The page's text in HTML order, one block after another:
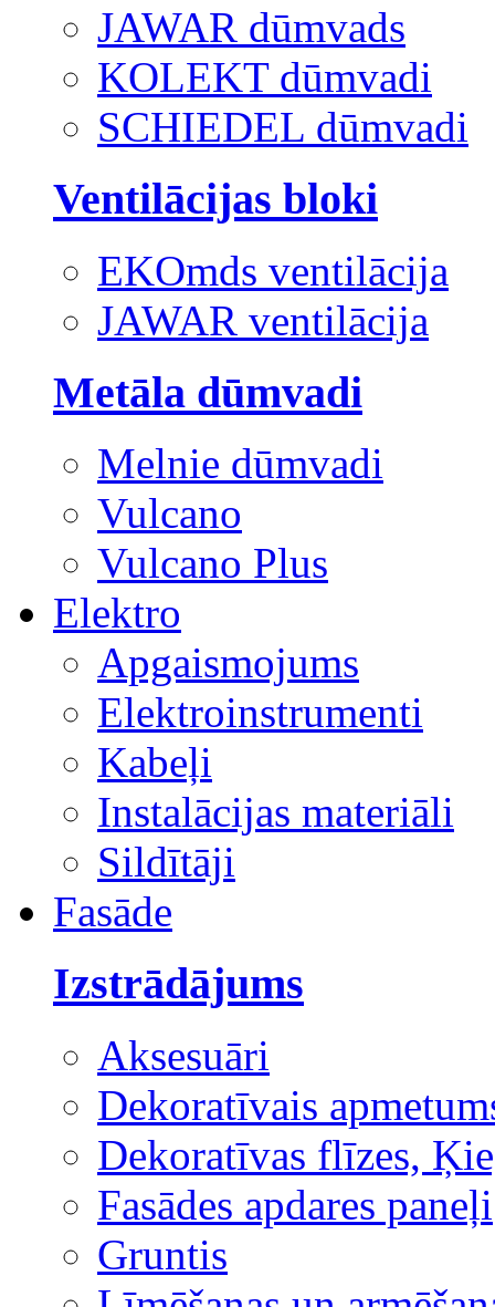
JAWAR dūmvads
KOLEKT dūmvadi
SCHIEDEL dūmvadi
Ventilācijas bloki
EKOmds ventilācija
JAWAR ventilācija
Metāla dūmvadi
Melnie dūmvadi
Vulcano
Vulcano Plus
Elektro
Apgaismojums
Elektroinstrumenti
Kabeļi
Instalācijas materiāli
Sildītāji
Fasāde
Izstrādājums
Aksesuāri
Dekoratīvais
Dekoratīvas flīzes,
Fasādes apdares paneļi
Gruntis